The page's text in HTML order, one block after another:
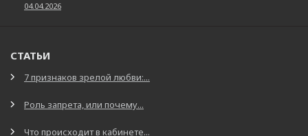
04.04.2026
СТАТЬИ
7 признаков зрелой любви:...
Роль запрета, или почему...
Что происходит в кабинете...